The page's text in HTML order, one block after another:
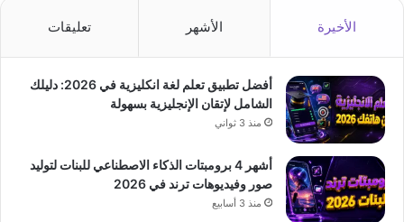
الأخيرة الأشهر تعليقات
أفضل تطبيق تعلم لغة انكليزية في 2026: دليلك
الشامل لإتقان الإنجليزية بسهولة
منذ 3 ثواني
أشهر 4 برومبتات الذكاء الاصطناعي للبنات لتوليد
صور وفيديوهات ترند في 2026
منذ 3 أسابيع